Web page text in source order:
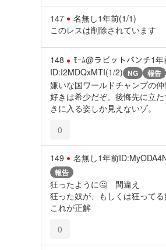
147 名無し1年前(1/1)
このレスは削除されています
148 ﾓｰﾑ@ラビットパンチ1年
ID:I2MDQxMTI(1/2) NG 報告
嫌いな国ワールドチャンプの
好きは希少だぞ。後悔先に立
きに入る姿しか見えないゾ。
0
149 名無し1年前
報告
狂ったように🤔 間違え
狂った奴が、もしくは狂って
これが正解
0